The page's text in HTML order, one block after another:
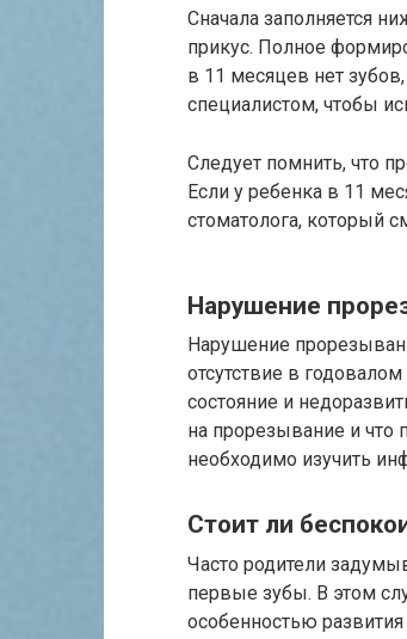
Сначала заполняется
прикус. Полное
в 11 месяцев нет
специалистом, чтобы
Следует помнить, что
Если у ребенка в 11
стоматолога, который
Нарушение
Нарушение
отсутствие в
состояние и
на прорезывание и что
необходимо изучить
Стоит ли
Часто родители
первые зубы. В этом
особенностью